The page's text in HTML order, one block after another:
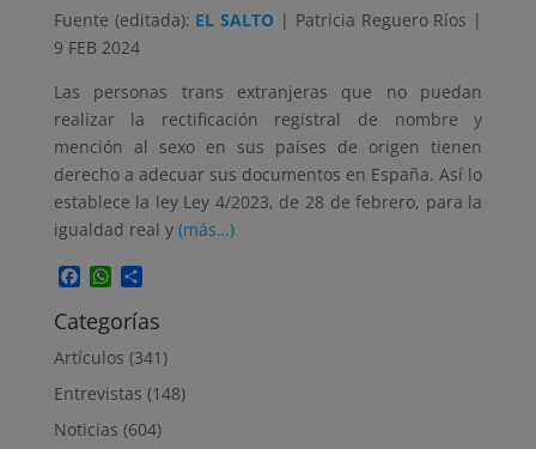
Fuente (editada): EL SALTO | Patricia Reguero Ríos |
9 FEB 2024
Las personas trans extranjeras que no puedan
realizar la rectificación registral de nombre y
mención al sexo en sus países de origen tienen
derecho a adecuar sus documentos en España. Así lo
establece la ley Ley 4/2023, de 28 de febrero, para la
igualdad real y (más…)
Facebook
WhatsApp
Compartir
Categorías
Artículos (341)
Entrevistas (148)
Noticias (604)